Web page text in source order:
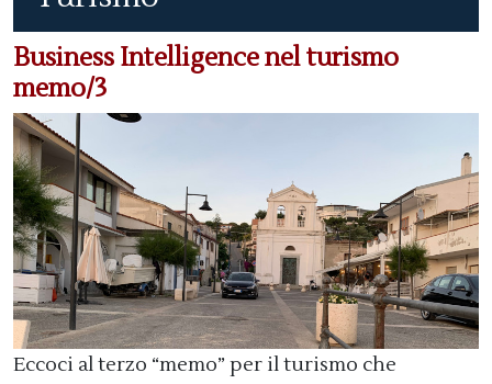
Business Intelligence nel turismo
memo/3
Eccoci al terzo “memo” per il turismo che